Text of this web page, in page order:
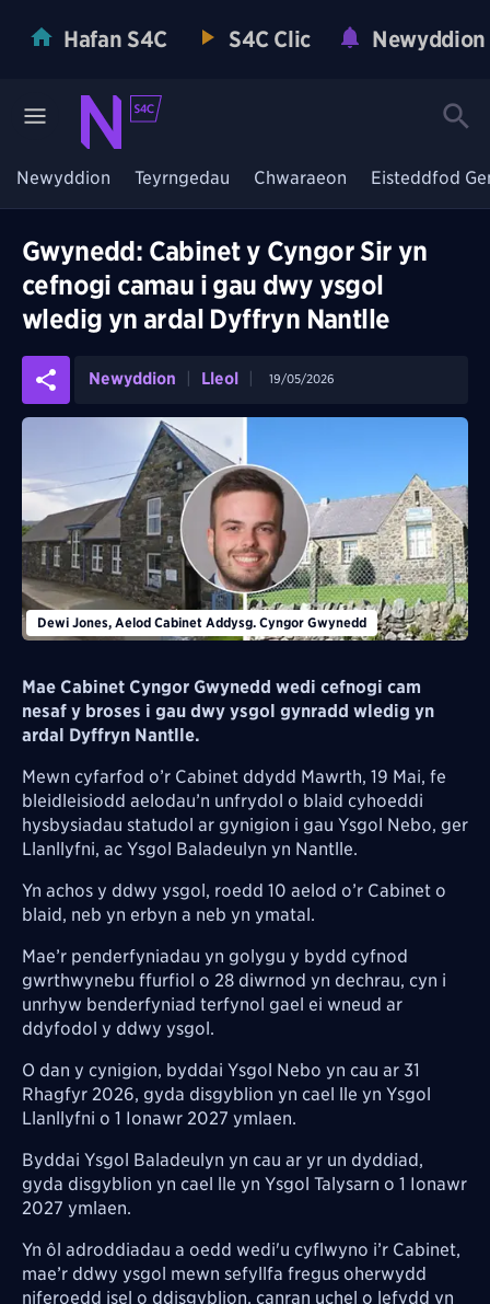
Hafan S4C S4C Clic Newyddion
Newyddion Teyrngedau Chwaraeon Eisteddfod
Gwynedd: Cabinet y Cyngor Sir yn
cefnogi camau i gau dwy ysgol
wledig yn ardal Dyffryn Nantlle
Newyddion Lleol 19/05/2026
Dewi Jones, Aelod Cabinet Addysg. Cyngor Gwynedd
Mae Cabinet Cyngor Gwynedd wedi cefnogi cam
nesaf y broses i gau dwy ysgol gynradd wledig yn
ardal Dyffryn Nantlle.
Mewn cyfarfod o’r Cabinet ddydd Mawrth, 19 Mai, fe
bleidleisiodd aelodau’n unfrydol o blaid cyhoeddi
hysbysiadau statudol ar gynigion i gau Ysgol Nebo, ger
Llanllyfni, ac Ysgol Baladeulyn yn Nantlle.
Yn achos y ddwy ysgol, roedd 10 aelod o’r Cabinet o
blaid, neb yn erbyn a neb yn ymatal.
Mae’r penderfyniadau yn golygu y bydd cyfnod
gwrthwynebu ffurfiol o 28 diwrnod yn dechrau, cyn i
unrhyw benderfyniad terfynol gael ei wneud ar
ddyfodol y ddwy ysgol.
O dan y cynigion, byddai Ysgol Nebo yn cau ar 31
Rhagfyr 2026, gyda disgyblion yn cael lle yn Ysgol
Llanllyfni o 1 Ionawr 2027 ymlaen.
Byddai Ysgol Baladeulyn yn cau ar yr un dyddiad,
gyda disgyblion yn cael lle yn Ysgol Talysarn o 1 Ionawr
2027 ymlaen.
Yn ôl adroddiadau a oedd wedi'u cyflwyno i’r Cabinet,
mae’r ddwy ysgol mewn sefyllfa fregus oherwydd
niferoedd isel o ddisgyblion, canran uchel o lefydd yn